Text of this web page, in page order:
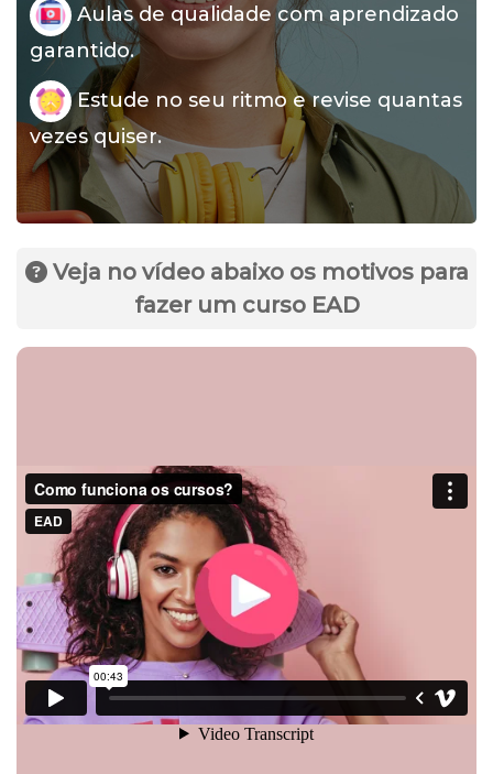
Aulas de qualidade com aprendizado
garantido.
Estude no seu ritmo e revise quantas
vezes quiser.
Veja no vídeo abaixo os motivos para
fazer um curso EAD